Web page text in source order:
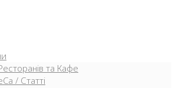
та Кафе
/ Статті